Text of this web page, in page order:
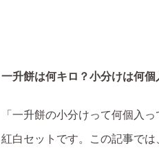
一升餅は何キロ？小分けは何
「一升餅の小分けって何個入
紅白セットです。この記事で